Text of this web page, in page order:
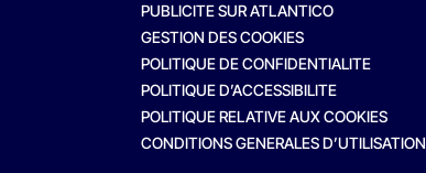
PUBLICITE SUR ATLANTICO
GESTION DES COOKIES
POLITIQUE DE CONFIDENTIALITE
POLITIQUE D’ACCESSIBILITE
POLITIQUE RELATIVE AUX COOKIES
CONDITIONS GENERALES D’UTILISATION